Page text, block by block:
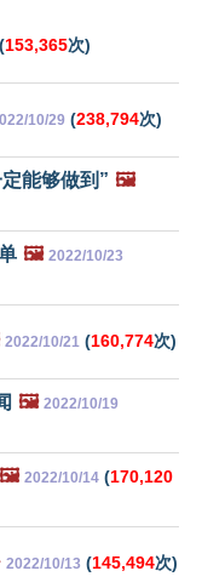
(153,365次)
10/29 (238,794次)
能够做到” 🖼️
🖼️ 2022/10/23
2022/10/21 (160,774次)
🖼️ 2022/10/19
🖼️ 2022/10/14 (170,120
2022/10/13 (145,494次)